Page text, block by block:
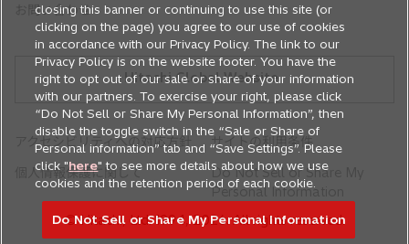
お問い合わせ
Hitachi Global Website
© Hitachi, Ltd. 1994,2026. All rights reserved.
アクセシビリティへの対応方針
サイトの利用条件
個人情報保護に関して
Do Not Sell or Share My
Personal Information
closing this banner or continuing to use this site (or
clicking on the page) you agree to our use of cookies
in accordance with our Privacy Policy. The link to our
Privacy Policy is on the website footer. You have the
right to opt out of our sale or share of your information
with our partners. To exercise your right, please click
“Do Not Sell or Share My Personal Information”, then
disable the toggle switch in the “Sale or Share of
Personal information” tab and “Save Settings”. Please
click "here" to see more details about how we use
cookies and the retention period of each cookie.
Do Not Sell or Share My Personal Information